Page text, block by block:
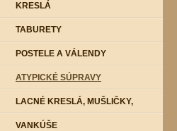
KRESLÁ
TABURETY
POSTELE A VÁLENDY
ATYPICKÉ SÚPRAVY
LACNÉ KRESLÁ, MUŠLIČKY,
VANKÚŠE